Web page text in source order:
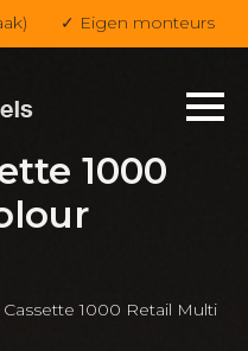
✓ Eigen monteurs
1000
1000 Retail Multi